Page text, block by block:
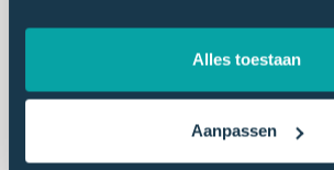
Alles toestaan
Aanpassen
Mystery shopping
Medewerkersonderzoek